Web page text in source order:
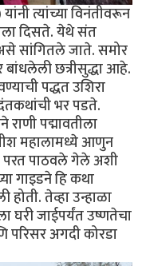
त्यांच्या विनंतीवरून
दिसते. येथे संत
सांगितले जाते. समोर
बांधलेली छत्रीसुद्धा आहे.
पद्धत उशिरा
भर पडते.
पद्मावतीला
महालामध्ये आणुन
परत पाठवले गेले अशी
गाइडने हि कथा
तेव्हा उन्हाळा
घरी जाईपर्यंत उष्णतेचा
परिसर अगदी कोरडा